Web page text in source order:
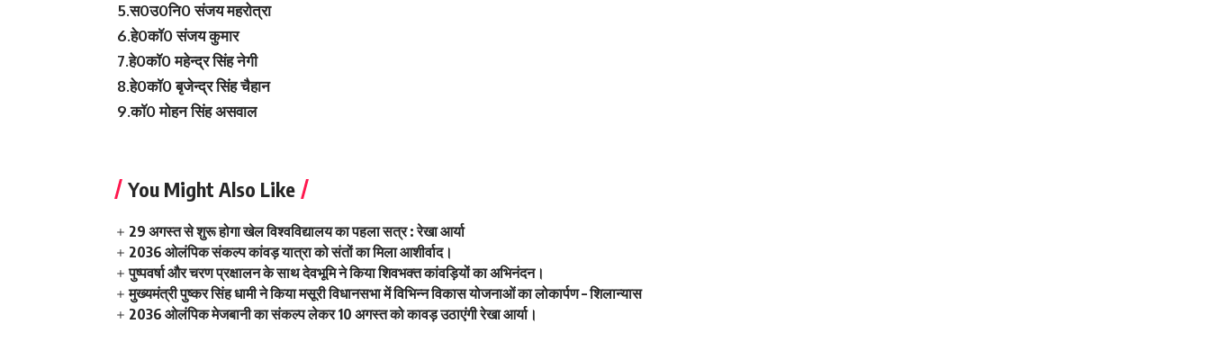
5.स0उ0नि0 संजय महरोत्रा
6.हे0काॅ0 संजय कुमार
7.हे0काॅ0 महेन्द्र सिंह नेगी
8.हे0काॅ0 बृजेन्द्र सिंह चैहान
9.काॅ0 मोहन सिंह असवाल
You Might Also Like
29 अगस्त से शुरू होगा खेल विश्वविद्यालय का पहला सत्र : रेखा आर्या
2036 ओलंपिक संकल्प कांवड़ यात्रा को संतों का मिला आशीर्वाद।
पुष्पवर्षा और चरण प्रक्षालन के साथ देवभूमि ने किया शिवभक्त कांवड़ियों का अभिनंदन।
मुख्यमंत्री पुष्कर सिंह धामी ने किया मसूरी विधानसभा में विभिन्न विकास योजनाओं का लोकार्पण – शिलान्यास
2036 ओलंपिक मेजबानी का संकल्प लेकर 10 अगस्त को कावड़ उठाएंगी रेखा आर्या।